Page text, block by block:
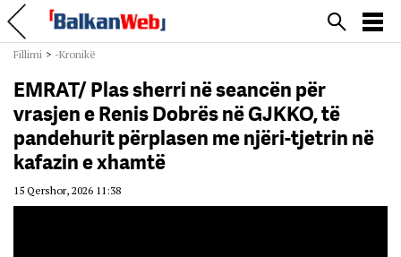
Fillimi > -Kronikë
EMRAT/ Plas sherri në seancën për
vrasjen e Renis Dobrës në GJKKO, të
pandehurit përplasen me njëri-tjetrin në
kafazin e xhamtë
15 Qershor, 2026 11:38